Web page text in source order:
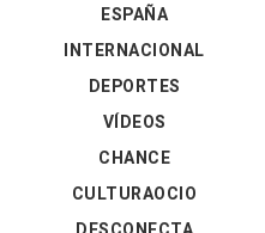
ESPAÑA
INTERNACIONAL
DEPORTES
VÍDEOS
CHANCE
CULTURAOCIO